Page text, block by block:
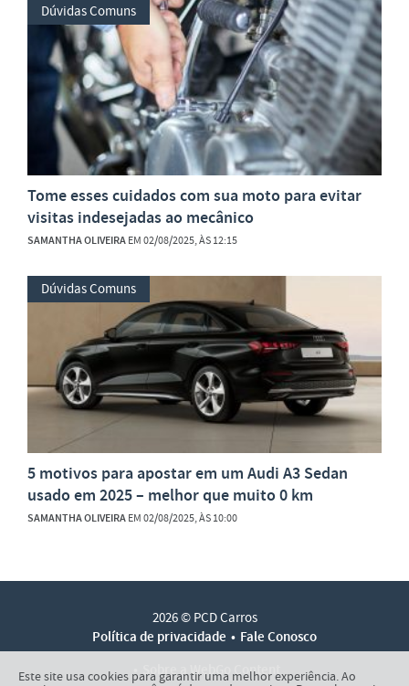
Dúvidas Comuns
Tome esses cuidados com sua moto para evitar
visitas indesejadas ao mecânico
SAMANTHA OLIVEIRAEM 02/08/2025, ÀS 12:15
Dúvidas Comuns
5 motivos para apostar em um Audi A3 Sedan
usado em 2025 – melhor que muito 0 km
SAMANTHA OLIVEIRAEM 02/08/2025, ÀS 10:00
2026 © PCD Carros
Política de privacidade
Fale Conosco
Sobre a WebGo Content
Este site usa cookies para garantir uma melhor experiência. Ao